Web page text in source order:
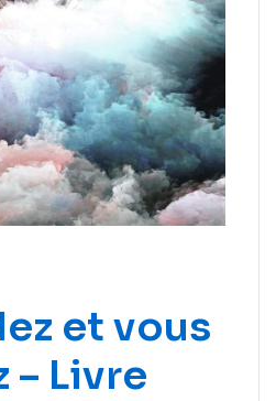
et vous
– Livre